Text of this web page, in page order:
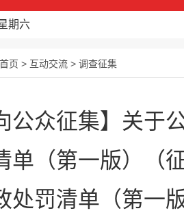
期六
首页 > 互动交流 > 调查征集
公众征集】关于
单（第一版）（
处罚清单（第一